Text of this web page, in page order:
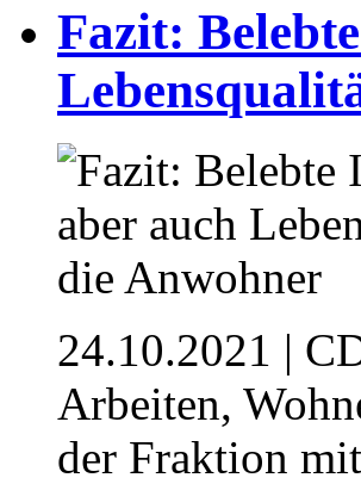
Fazit:
24.10.2021 |
Arbeiten,
der Fraktion